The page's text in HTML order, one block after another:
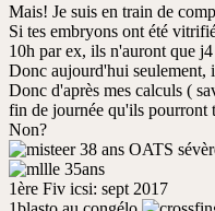
Mais! Je suis en train de
Si tes embryons ont été
10h par ex, ils n'auront que
Donc aujourd'hui seulement,
Donc d'après mes calculs (
fin de journée qu'ils pourront
Non?
38 ans OATS
35ans
1ère Fiv icsi: sept 2017